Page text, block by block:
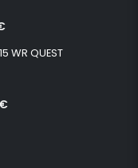
WR QUEST
€